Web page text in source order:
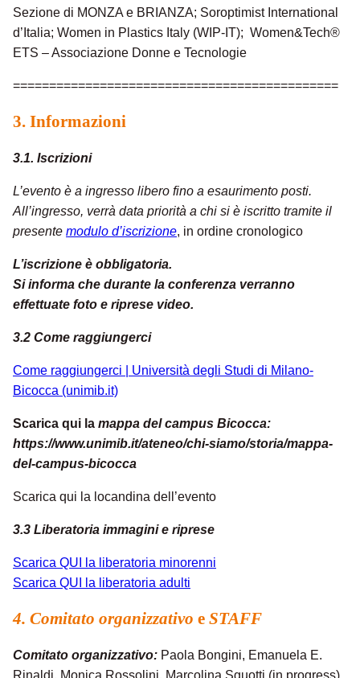
Sezione di MONZA e BRIANZA; Soroptimist International
d’Italia; Women in Plastics Italy (WIP-IT); Women&Tech®
ETS – Associazione Donne e Tecnologie
=============================================
3. Informazioni
3.1. Iscrizioni
L’evento è a ingresso libero fino a esaurimento posti.
All’ingresso, verrà data priorità a chi si è iscritto tramite il
presente modulo d’iscrizione, in ordine cronologico
L’iscrizione è obbligatoria.
Si informa che durante la conferenza verranno
effettuate foto e riprese video.
3.2 Come raggiungerci
Come raggiungerci | Università degli Studi di Milano-
Bicocca (unimib.it)
Scarica qui la mappa del campus Bicocca:
https://www.unimib.it/ateneo/chi-siamo/storia/mappa-
del-campus-bicocca
Scarica qui la locandina dell’evento
3.3 Liberatoria immagini e riprese
Scarica QUI la liberatoria minorenni
Scarica QUI la liberatoria adulti
4. Comitato organizzativo e STAFF
Comitato organizzativo: Paola Bongini, Emanuela E.
Rinaldi, Monica Rossolini, Marcolina Sguotti (in progress)